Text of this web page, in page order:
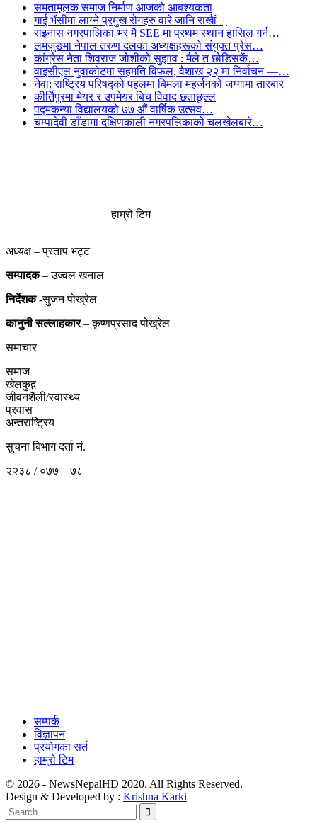
समतामूलक समाज निर्माण आजको आबश्यकता
गाई भैंसीमा लाग्ने प्रमुख रोगहरु वारे जानि राखैां ।
राइनास नगरपालिका भर मै SEE मा प्रथम स्थान हासिल गर्न…
लमजुङमा नेपाल तरुण दलका अध्यक्षहरूको संयुक्त प्रेस…
कांग्रेस नेता शिवराज जोशीको सुझाव : मैले त छोडिसकें…
वाइसीएल नुवाकोटमा सहमति विफल, वैशाख २२ मा निर्वाचन —…
नेवा: राष्ट्रिय परिषद्को पहलमा बिमला महर्जनको जग्गामा तारबार
कीर्तिपुरमा मेयर र उपमेयर बिच विवाद छताछुल्ल
पद्मकन्या विद्यालयको ७७ औं ‌‌वार्षिक ‌उत्सव…
चम्पादेवी डाँडामा दक्षिणकाली नगरपलिकाको चलखेलबारे…
हाम्रो टिम
अध्यक्ष – प्रताप भट्ट
सम्पादक– उज्वल खनाल
निर्देशक-सुजन पोख्रेल
कानुनी सल्लाहकार– कृष्णप्रसाद पोख्रेल
समाचार
समाज
खेलकुद़़
जीवनशैली/स्वास्थ्य
प्रवास
अन्तराष्ट्रिय
सुचना बिभाग दर्ता नं.
२२३८ / ०७७ – ७८
सम्पर्क
विज्ञापन
प्रयोगका सर्त
हाम्रो टिम
© 2026 - NewsNepalHD 2020. All Rights Reserved.
Design & Developed by : Krishna Karki